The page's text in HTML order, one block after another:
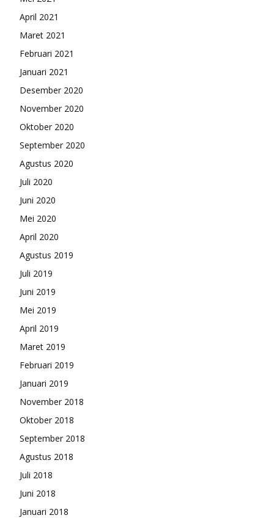
April 2021
Maret 2021
Februari 2021
Januari 2021
Desember 2020
November 2020
Oktober 2020
September 2020
Agustus 2020
Juli 2020
Juni 2020
Mei 2020
April 2020
Agustus 2019
Juli 2019
Juni 2019
Mei 2019
April 2019
Maret 2019
Februari 2019
Januari 2019
November 2018
Oktober 2018
September 2018
Agustus 2018
Juli 2018
Juni 2018
Januari 2018